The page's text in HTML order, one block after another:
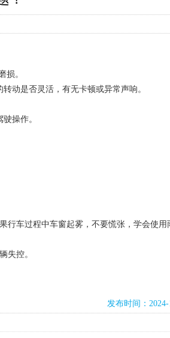
损。
动是否灵活，有无卡顿或异常声响。
操作。
行车过程中车窗起雾，不要慌张，学会使用
失控。
发布时间：